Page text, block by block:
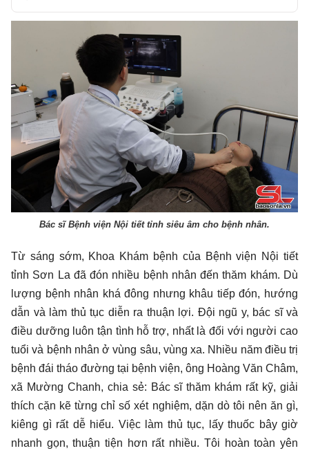
Play
Bác sĩ Bệnh viện Nội tiết tỉnh siêu âm cho bệnh nhân.
Từ sáng sớm, Khoa Khám bệnh của Bệnh viện Nội tiết
tỉnh Sơn La đã đón nhiều bệnh nhân đến thăm khám. Dù
lượng bệnh nhân khá đông nhưng khâu tiếp đón, hướng
dẫn và làm thủ tục diễn ra thuận lợi. Đội ngũ y, bác sĩ và
điều dưỡng luôn tận tình hỗ trợ, nhất là đối với người cao
tuổi và bệnh nhân ở vùng sâu, vùng xa. Nhiều năm điều trị
bệnh đái tháo đường tại bệnh viện, ông Hoàng Văn Châm,
xã Mường Chanh, chia sẻ: Bác sĩ thăm khám rất kỹ, giải
thích cặn kẽ từng chỉ số xét nghiệm, dặn dò tôi nên ăn gì,
kiêng gì rất dễ hiểu. Việc làm thủ tục, lấy thuốc bây giờ
nhanh gọn, thuận tiện hơn rất nhiều. Tôi hoàn toàn yên